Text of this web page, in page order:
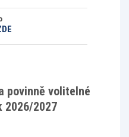
povinně volitelné
2026/2027